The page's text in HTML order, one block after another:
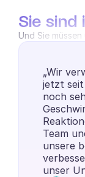
Sie sind
Und Sie
„Wir
jetzt seit
noch
Team
unsere
unser